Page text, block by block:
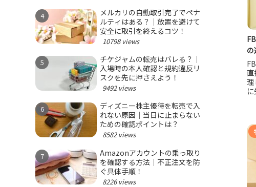
の
理
メルカリの自動取引完了でペナ
ルティはある？｜放置を避けて
安全に取引を終えるコツ！
10798 views
チケジャムの転売はバレる？｜
入場時の本人確認と規約違反リ
スクを先に押さえよう！
9492 views
ディズニー株主優待を転売で入
れない原因｜当日に止まらない
ための確認ポイントは？
8582 views
Amazonアカウントの乗っ取り
を確認する方法｜不正注文を防
ぐ具体手順！
8226 views